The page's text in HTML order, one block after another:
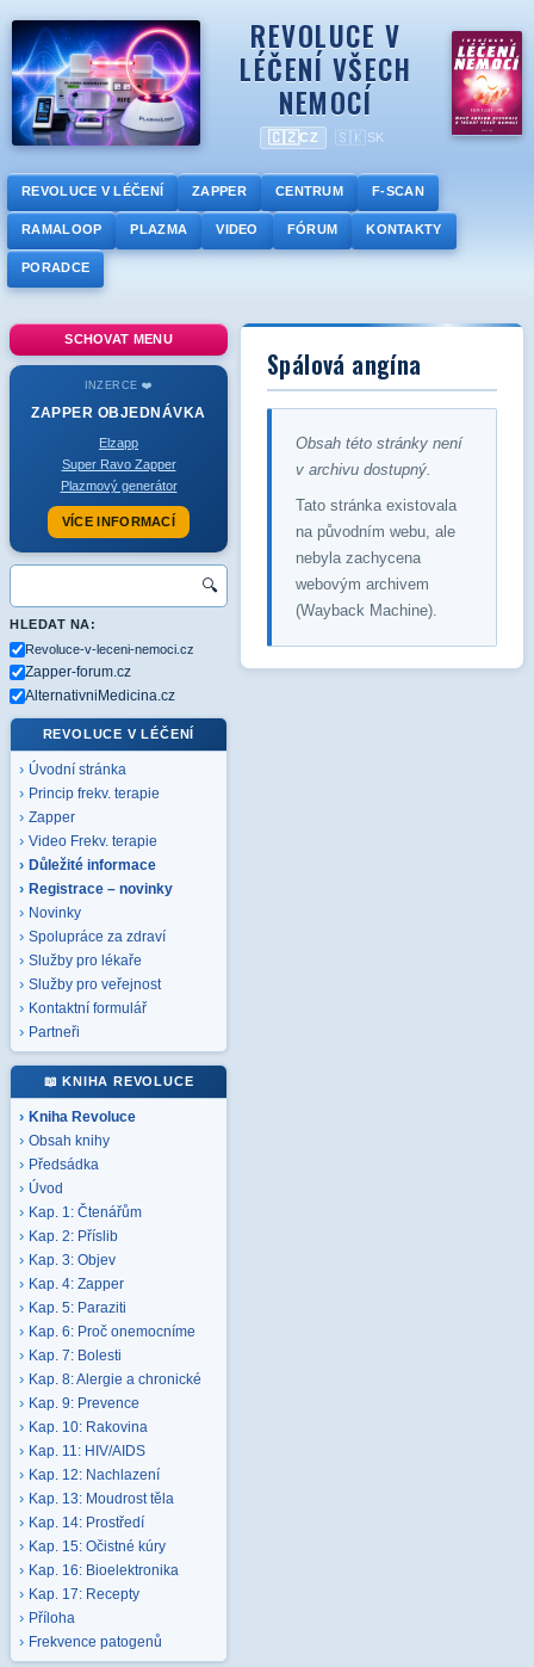
REVOLUCE V
LÉČENÍ VŠECH
NEMOCÍ
🇨🇿CZ 🇸🇰SK
REVOLUCE V LÉČENÍ ZAPPER CENTRUM F-SCAN
RAMALOOP PLAZMA VIDEO FÓRUM KONTAKTY
PORADCE
SCHOVAT MENU
INZERCE ❤️
ZAPPER OBJEDNÁVKA
Elzapp
Super Ravo Zapper
Plazmový generátor
VÍCE INFORMACÍ
🔍
HLEDAT NA:
Revoluce-v-leceni-nemoci.cz
Zapper-forum.cz
AlternativniMedicina.cz
REVOLUCE V LÉČENÍ
Úvodní stránka
Princip frekv. terapie
Zapper
Video Frekv. terapie
Důležité informace
Registrace – novinky
Novinky
Spolupráce za zdraví
Služby pro lékaře
Služby pro veřejnost
Kontaktní formulář
Partneři
📖 KNIHA REVOLUCE
Kniha Revoluce
Obsah knihy
Předsádka
Úvod
Kap. 1: Čtenářům
Kap. 2: Příslib
Kap. 3: Objev
Kap. 4: Zapper
Kap. 5: Paraziti
Kap. 6: Proč onemocníme
Kap. 7: Bolesti
Kap. 8: Alergie a chronické
Kap. 9: Prevence
Kap. 10: Rakovina
Kap. 11: HIV/AIDS
Kap. 12: Nachlazení
Kap. 13: Moudrost těla
Kap. 14: Prostředí
Kap. 15: Očistné kúry
Kap. 16: Bioelektronika
Kap. 17: Recepty
Příloha
Frekvence patogenů
Spálová angína
Obsah této stránky není
v archivu dostupný.
Tato stránka existovala
na původním webu, ale
nebyla zachycena
webovým archivem
(Wayback Machine).